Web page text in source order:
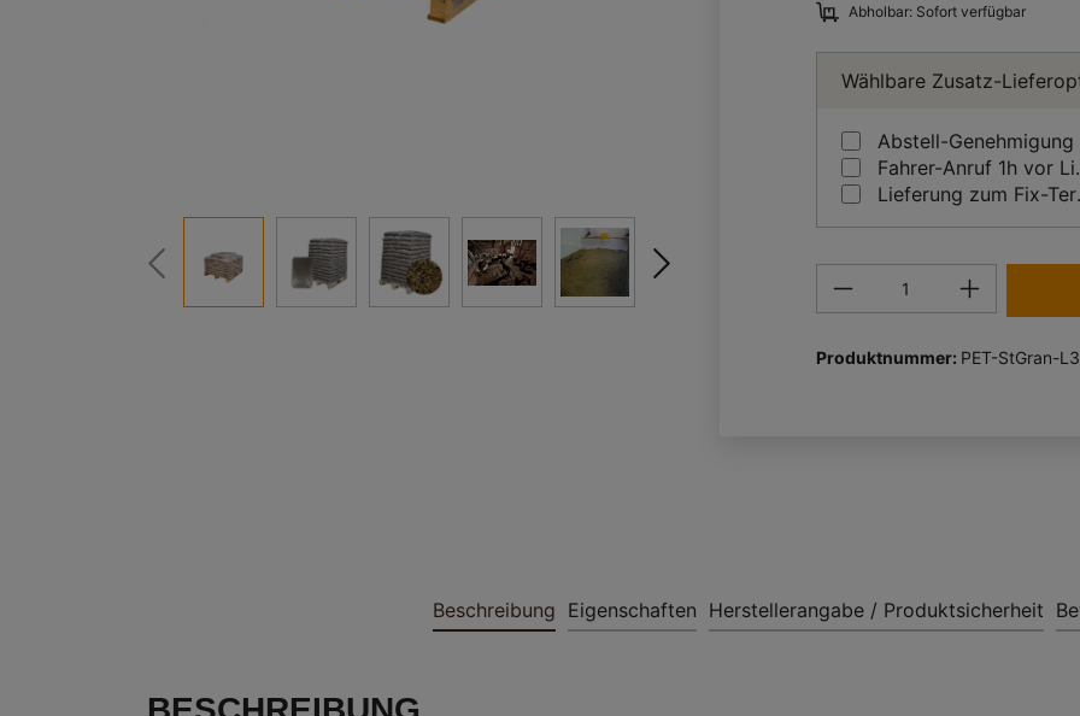
Abholbar: Sofort verfügbar
Wählbare Zusatz-
Abstell-Genehmigung
Produkt Anzahl:
Produktnummer: PET-StGran-
Beschreibung Eigenschaften Herstellerangabe / Produktsicherheit